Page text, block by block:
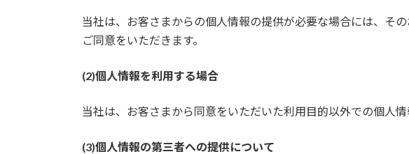
当社は、お客さまからの個人情報の提供が必要な場合には、そ
ご同意をいただきます。
(2)個人情報を利用する場合
当社は、お客さまから同意をいただいた利用目的以外での個人情
(3)個人情報の第三者への提供について